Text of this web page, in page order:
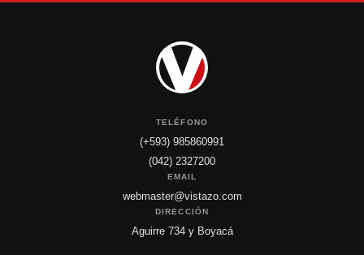
TELÉFONO
(+593) 985860991
(042) 2327200
EMAIL
webmaster@vistazo.com
DIRECCIÓN
Aguirre 734 y Boyacá